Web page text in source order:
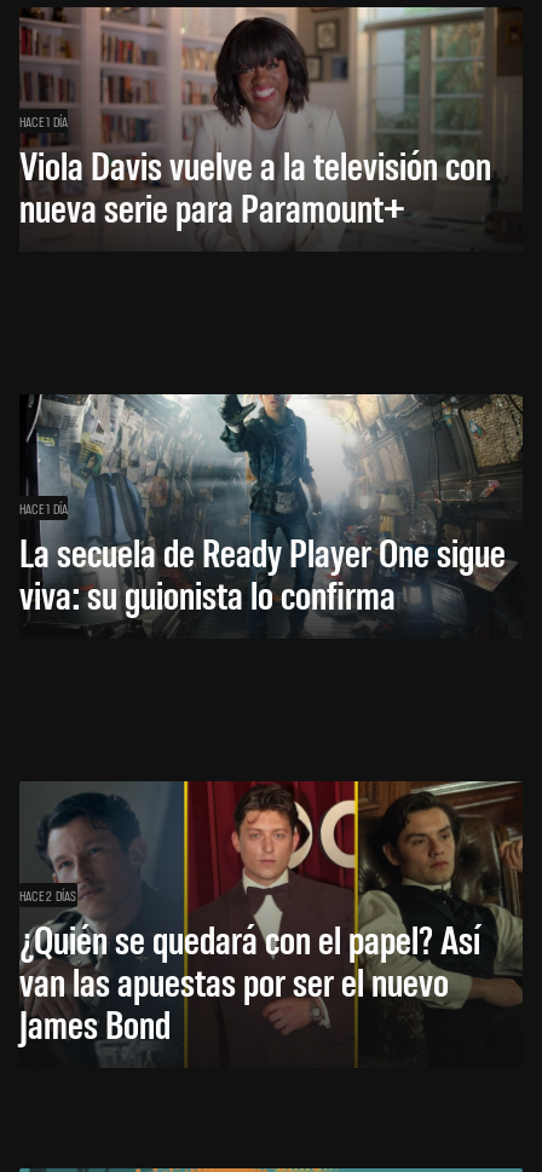
HACE 1 DÍA
Viola Davis vuelve a la televisión con
nueva serie para Paramount+
HACE 1 DÍA
La secuela de Ready Player One sigue
viva: su guionista lo confirma
HACE 2 DÍAS
¿Quién se quedará con el papel? Así
van las apuestas por ser el nuevo
James Bond